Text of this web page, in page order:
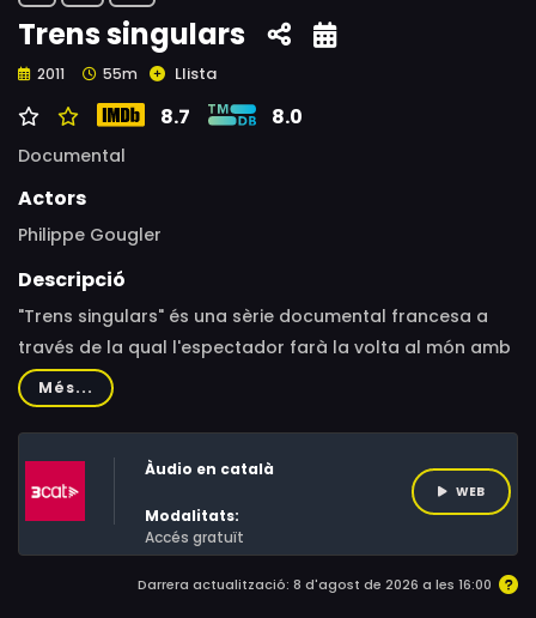
Trens singulars
2011 55m Llista
8.7 8.0
Documental
Actors
Philippe Gougler
Descripció
"Trens singulars" és una sèrie documental francesa a
través de la qual l'espectador farà la volta al món amb
el periodista Philippe Gougler a bord dels trens més
peculiars de cada indret.
Més...
Àudio en català
Modalitats:
Accés gratuït
WEB
Darrera actualització: 8 d'agost de 2026 a les 16:00